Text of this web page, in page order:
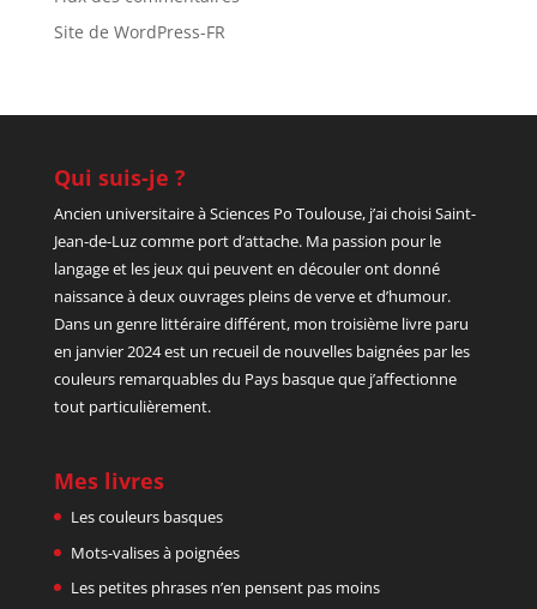
Site de WordPress-FR
Qui suis-je ?
Ancien universitaire à Sciences Po Toulouse, j’ai choisi Saint-
Jean-de-Luz comme port d’attache. Ma passion pour le
langage et les jeux qui peuvent en découler ont donné
naissance à deux ouvrages pleins de verve et d’humour.
Dans un genre littéraire différent, mon troisième livre paru
en janvier 2024 est un recueil de nouvelles baignées par les
couleurs remarquables du Pays basque que j’affectionne
tout particulièrement.
Mes livres
Les couleurs basques
Mots-valises à poignées
Les petites phrases n’en pensent pas moins